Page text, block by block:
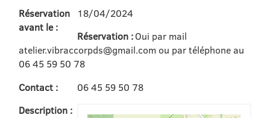
Réservation
avant le :
18/04/2024
Réservation : Oui par mail
atelier.vibraccorpds@gmail.com ou par téléphone au
06 45 59 50 78
Contact :
06 45 59 50 78
Description :